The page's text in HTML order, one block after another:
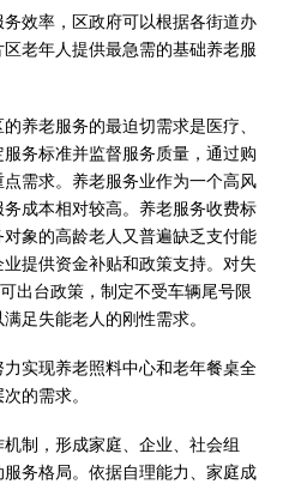
效率，区政府可以根据各街道办
老年人提供最急需的基础养老服
养老服务的最迫切需求是医疗、
务标准并监督服务质量，通过购
需求。养老服务业作为一个高风
成本相对较高。养老服务收费标
象的高龄老人又普遍缺乏支付能
提供资金补贴和政策支持。对失
出台政策，制定不受车辆尾号限
足失能老人的刚性需求。
实现养老照料中心和老年餐桌全
的需求。
制，形成家庭、企业、社会组
务格局。依据自理能力、家庭成